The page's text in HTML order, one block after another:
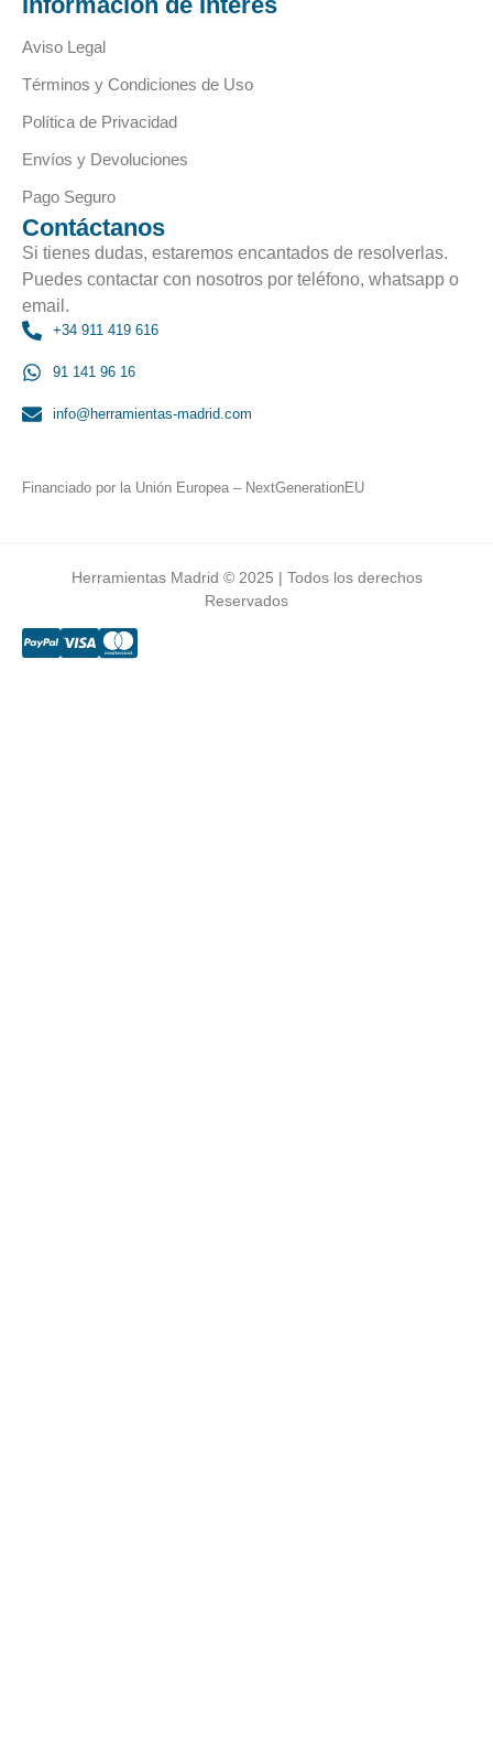
Aviso Legal
Términos y Condiciones de Uso
Política de Privacidad
Envíos y Devoluciones
Pago Seguro
Contáctanos
Si tienes dudas, estaremos encantados de resolverlas.
Puedes contactar con nosotros por teléfono, whatsapp o
email.
+34 911 419 616
91 141 96 16
info@herramientas-madrid.com
Financiado por la Unión Europea – NextGenerationEU
Herramientas Madrid © 2025 | Todos los derechos
Reservados